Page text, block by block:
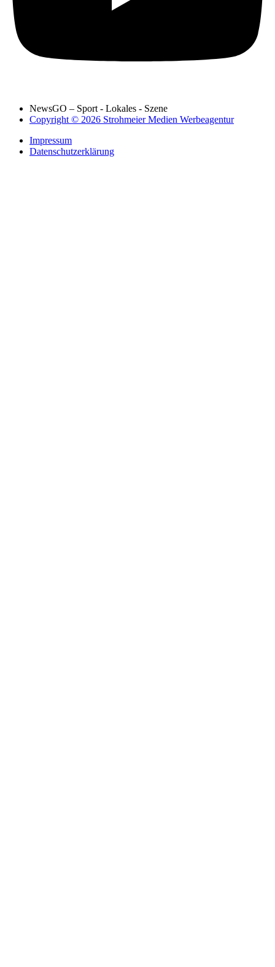
NewsGO – Sport - Lokales - Szene
Copyright © 2026 Strohmeier Medien Werbeagentur
Impressum
Datenschutzerklärung